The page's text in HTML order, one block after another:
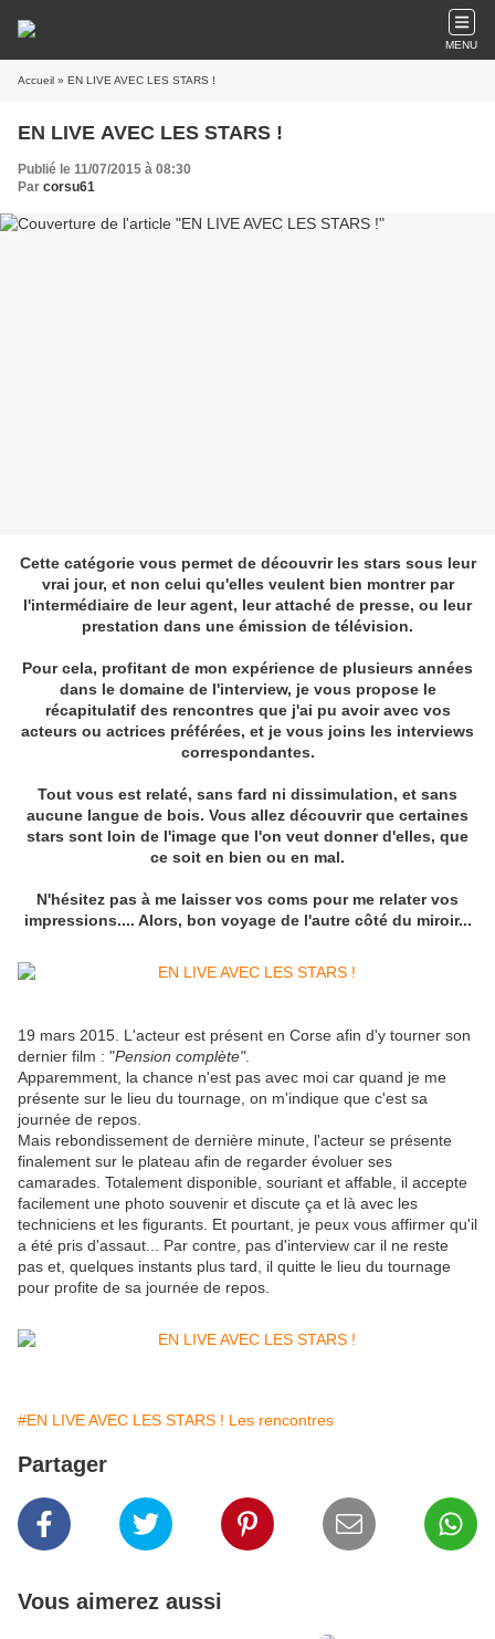
MENU
Accueil » EN LIVE AVEC LES STARS !
EN LIVE AVEC LES STARS !
Publié le 11/07/2015 à 08:30
Par corsu61
Cette catégorie vous permet de découvrir les stars sous leur
vrai jour, et non celui qu'elles veulent bien montrer par
l'intermédiaire de leur agent, leur attaché de presse, ou leur
prestation dans une émission de télévision.
Pour cela, profitant de mon expérience de plusieurs années
dans le domaine de l'interview, je vous propose le
récapitulatif des rencontres que j'ai pu avoir avec vos
acteurs ou actrices préférées, et je vous joins les interviews
correspondantes.
Tout vous est relaté, sans fard ni dissimulation, et sans
aucune langue de bois. Vous allez découvrir que certaines
stars sont loin de l'image que l'on veut donner d'elles, que
ce soit en bien ou en mal.
N'hésitez pas à me laisser vos coms pour me relater vos
impressions.... Alors, bon voyage de l'autre côté du miroir...
19 mars 2015. L'acteur est présent en Corse afin d'y tourner son
dernier film : "Pension complète".
Apparemment, la chance n'est pas avec moi car quand je me
présente sur le lieu du tournage, on m'indique que c'est sa
journée de repos.
Mais rebondissement de dernière minute, l'acteur se présente
finalement sur le plateau afin de regarder évoluer ses
camarades. Totalement disponible, souriant et affable, il accepte
facilement une photo souvenir et discute ça et là avec les
techniciens et les figurants. Et pourtant, je peux vous affirmer qu'il
a été pris d'assaut... Par contre, pas d'interview car il ne reste
pas et, quelques instants plus tard, il quitte le lieu du tournage
pour profite de sa journée de repos.
#EN LIVE AVEC LES STARS ! Les rencontres
Partager
Vous aimerez aussi